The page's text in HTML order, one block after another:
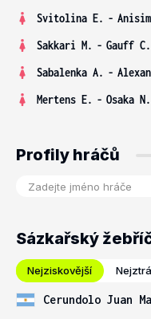
Svitolina E. -
Sakkari M. - Gauff C.
Sabalenka A. -
Mertens E. - Osaka N.
Profily hráčů
Sázkařský
Nejziskovější
Cerundolo Juan